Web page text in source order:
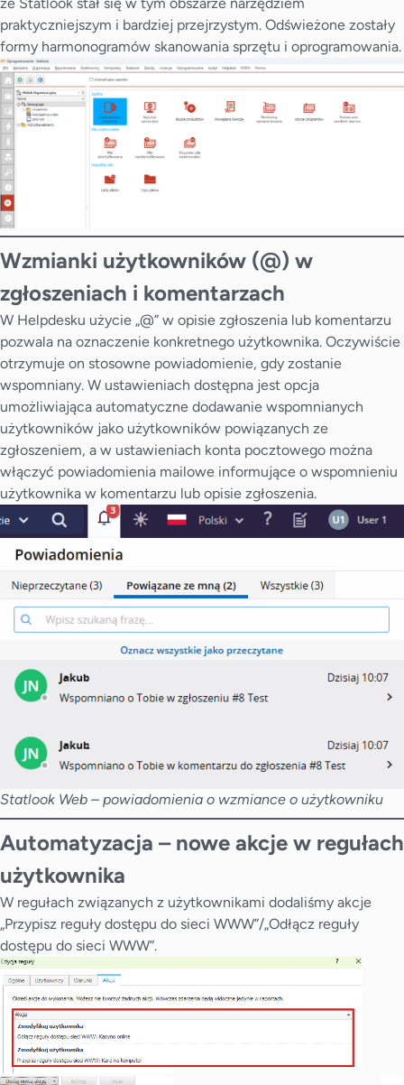
praktyczniejszym i bardziej przejrzystym. Odświeżone zostały
formy harmonogramów skanowania sprzętu i oprogramowania.
Wzmianki użytkowników (@) w
zgłoszeniach i komentarzach
W Helpdesku użycie „@” w opisie zgłoszenia lub komentarzu
pozwala na oznaczenie konkretnego użytkownika. Oczywiście
otrzymuje on stosowne powiadomienie, gdy zostanie
wspomniany. W ustawieniach dostępna jest opcja
umożliwiająca automatyczne dodawanie wspomnianych
użytkowników jako użytkowników powiązanych ze
zgłoszeniem, a w ustawieniach konta pocztowego można
włączyć powiadomienia mailowe informujące o wspomnieniu
użytkownika w komentarzu lub opisie zgłoszenia.
Statlook Web – powiadomienia o wzmiance o użytkowniku
Automatyzacja – nowe akcje w regułach
użytkownika
W regułach związanych z użytkownikami dodaliśmy akcje
„Przypisz reguły dostępu do sieci WWW”/„Odłącz reguły
dostępu do sieci WWW”.